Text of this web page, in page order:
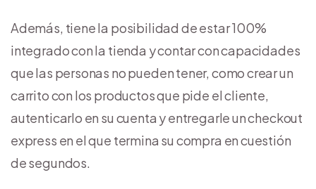
Además, tiene la posibilidad de estar 100%
integrado con la tienda y contar con capacidades
que las personas no pueden tener, como crear un
carrito con los productos que pide el cliente,
autenticarlo en su cuenta y entregarle un checkout
express en el que termina su compra en cuestión
de segundos.